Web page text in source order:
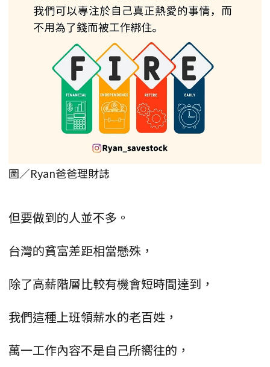
圖／Ryan爸爸理財誌
但要做到的人並不多。
台灣的貧富差距相當懸殊，
除了高薪階層比較有機會短時間達到，
我們這種上班領薪水的老百姓，
萬一工作內容不是自己所嚮往的，